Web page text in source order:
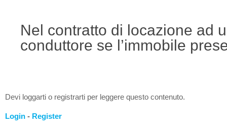
Nel contratto di locazione ad
conduttore se l’immobile
Devi loggarti o registrarti per leggere questo contenuto.
Login - Register